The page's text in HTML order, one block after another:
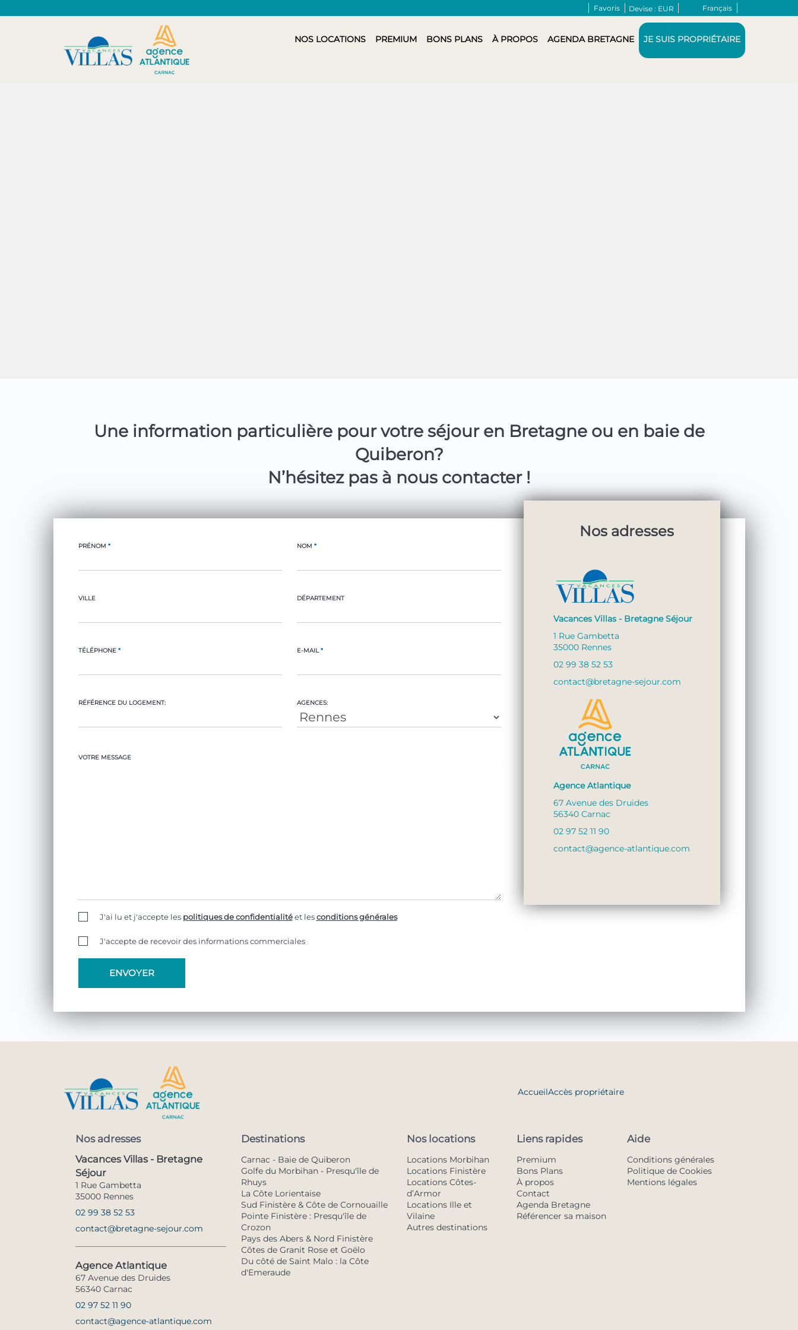
Français
Devise : EUR
Favoris
NOS LOCATIONS PREMIUM BONS PLANS À PROPOS AGENDA BRETAGNE JE SUIS PROPRIÉTAIRE
Une information particulière pour votre séjour en Bretagne ou en baie de
Quiberon?
N’hésitez pas à nous contacter !
Nos adresses
Vacances Villas - Bretagne Séjour
1 Rue Gambetta
35000 Rennes
02 99 38 52 53
contact@bretagne-sejour.com
Agence Atlantique
67 Avenue des Druides
56340 Carnac
02 97 52 11 90
contact@agence-atlantique.com
PRÉNOM * NOM*
VILLE DÉPARTEMENT
TÉLÉPHONE * E-MAIL*
RÉFÉRENCE DU LOGEMENT: AGENCES:
VOTRE MESSAGE
J'ai lu et j'accepte les politiques de confidentialitéet lesconditions générales
J'accepte de recevoir des informations commerciales
AccueilAccès propriétaire
Nos adresses
Vacances Villas - Bretagne
Séjour
1 Rue Gambetta
35000 Rennes
02 99 38 52 53
contact@bretagne-sejour.com
Agence Atlantique
67 Avenue des Druides
56340 Carnac
02 97 52 11 90
contact@agence-atlantique.com
Destinations
Carnac - Baie de Quiberon
Golfe du Morbihan - Presqu'île de
Rhuys
La Côte Lorientaise
Sud Finistère & Côte de Cornouaille
Pointe Finistère : Presqu'île de
Crozon
Pays des Abers & Nord Finistère
Côtes de Granit Rose et Goëlo
Du côté de Saint Malo : la Côte
d'Emeraude
Nos locations
Locations Morbihan
Locations Finistère
Locations Côtes-
d’Armor
Locations Ille et
Vilaine
Autres destinations
Liens rapides
Premium
Bons Plans
À propos
Contact
Agenda Bretagne
Référencer sa maison
Aide
Conditions générales
Politique de Cookies
Mentions légales